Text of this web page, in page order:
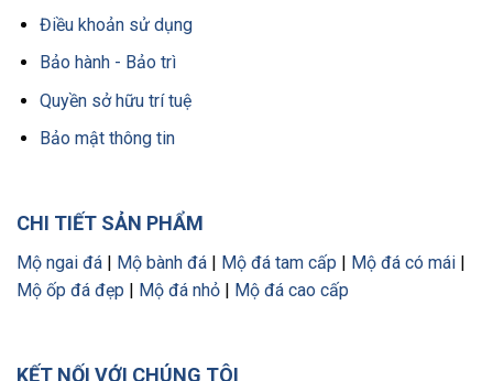
Điều khoản sử dụng
Bảo hành - Bảo trì
Quyền sở hữu trí tuệ
Bảo mật thông tin
CHI TIẾT SẢN PHẨM
Mộ ngai đá | Mộ bành đá | Mộ đá tam cấp | Mộ đá có mái |
Mộ ốp đá đẹp | Mộ đá nhỏ | Mộ đá cao cấp
KẾT NỐI VỚI CHÚNG TÔI